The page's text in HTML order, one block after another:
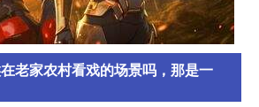
老家农村看戏的场景吗，那是一